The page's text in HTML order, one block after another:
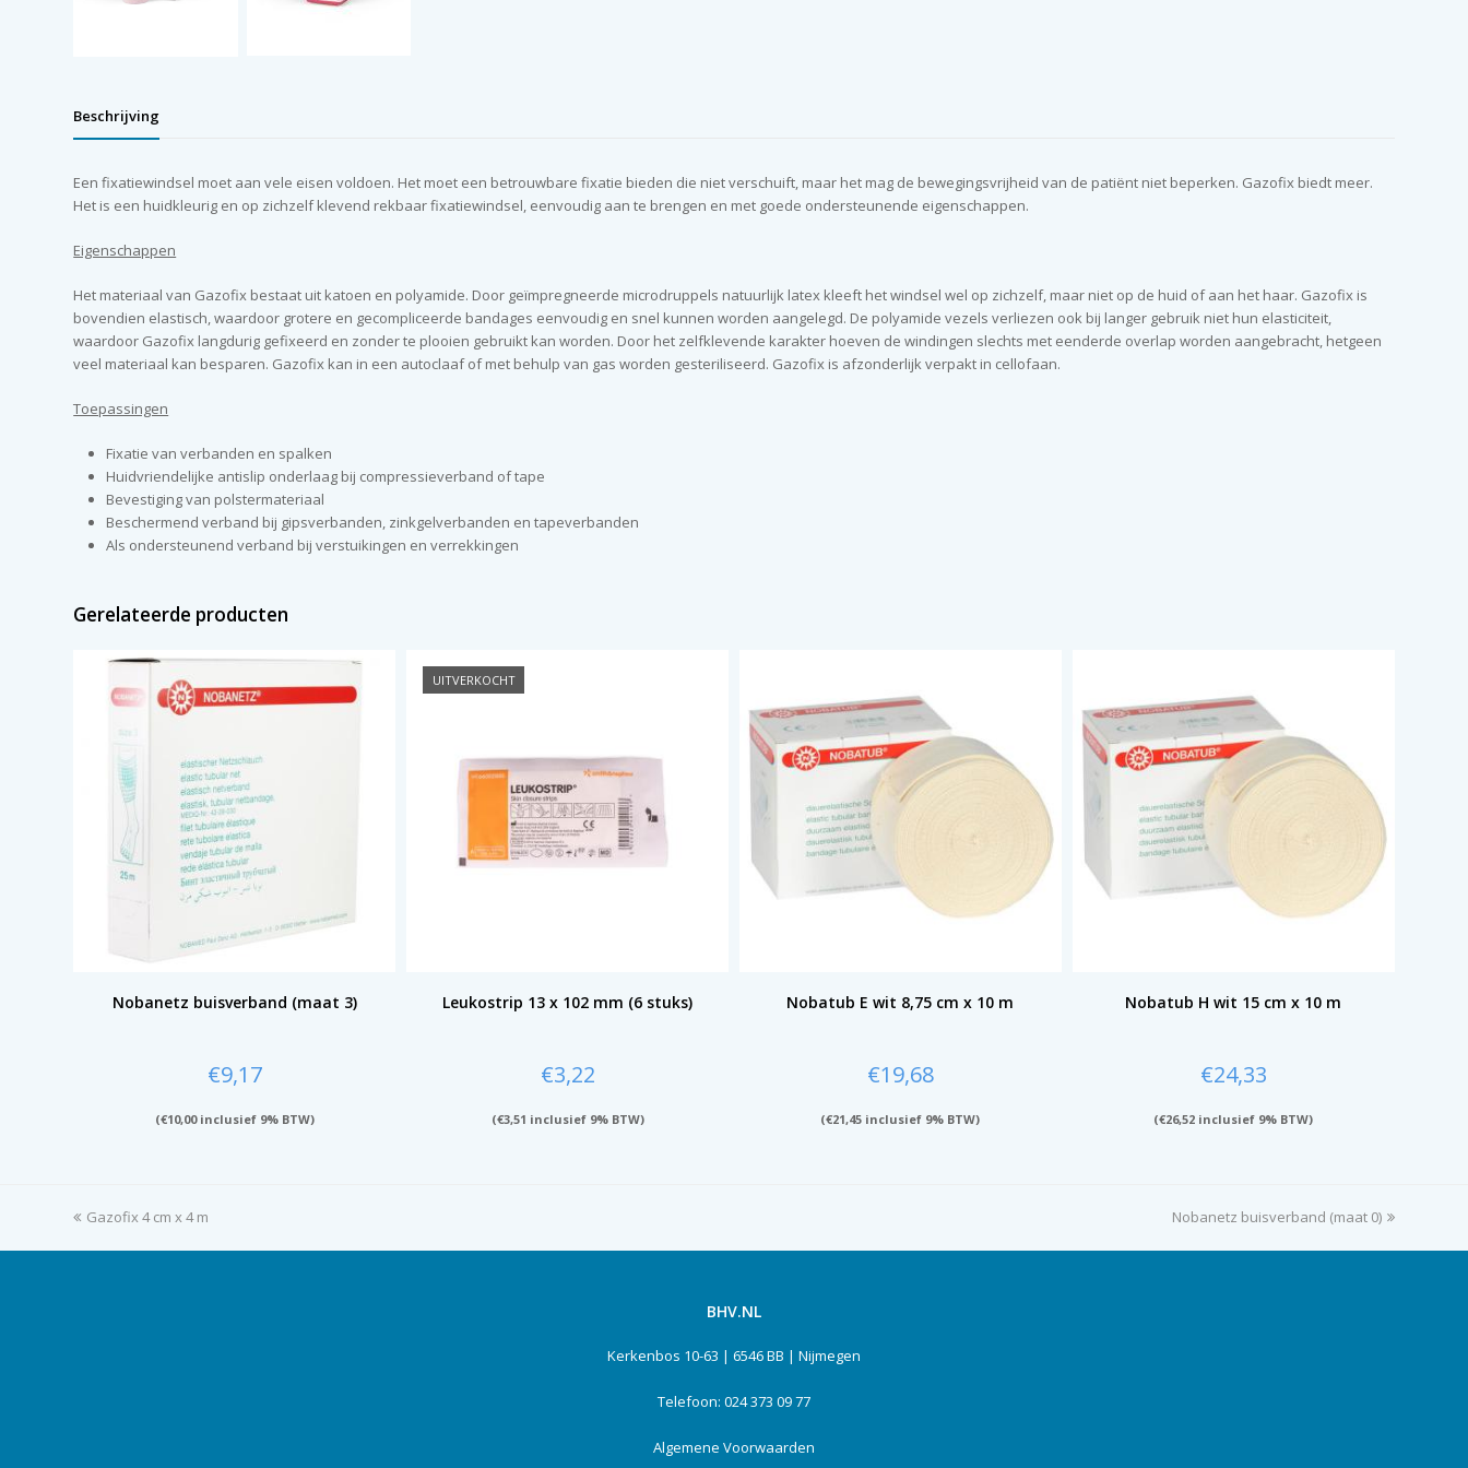
Beschrijving
Een fixatiewindsel moet aan vele eisen voldoen. Het moet een betrouwbare fixatie bieden die niet verschuift, maar het mag de bewegingsvrijheid van de patiënt niet beperken. Gazofix biedt meer.
Het is een huidkleurig en op zichzelf klevend rekbaar fixatiewindsel, eenvoudig aan te brengen en met goede ondersteunende eigenschappen.
Eigenschappen
Het materiaal van Gazofix bestaat uit katoen en polyamide. Door geïmpregneerde microdruppels natuurlijk latex kleeft het windsel wel op zichzelf, maar niet op de huid of aan het haar. Gazofix is
bovendien elastisch, waardoor grotere en gecompliceerde bandages eenvoudig en snel kunnen worden aangelegd. De polyamide vezels verliezen ook bij langer gebruik niet hun elasticiteit,
waardoor Gazofix langdurig gefixeerd en zonder te plooien gebruikt kan worden. Door het zelfklevende karakter hoeven de windingen slechts met eenderde overlap worden aangebracht, hetgeen
veel materiaal kan besparen. Gazofix kan in een autoclaaf of met behulp van gas worden gesteriliseerd. Gazofix is afzonderlijk verpakt in cellofaan.
Toepassingen
Fixatie van verbanden en spalken
Huidvriendelijke antislip onderlaag bij compressieverband of tape
Bevestiging van polstermateriaal
Beschermend verband bij gipsverbanden, zinkgelverbanden en tapeverbanden
Als ondersteunend verband bij verstuikingen en verrekkingen
Gerelateerde producten
Nobanetz buisverband (maat 3)
€9,17
(€10,00inclusief 9% BTW)
UITVERKOCHT
Leukostrip 13 x 102 mm (6 stuks)
€3,22
(€3,51 inclusief 9% BTW)
Nobatub E wit 8,75 cm x 10 m
€19,68
(€21,45 inclusief 9% BTW)
Nobatub H wit 15 cm x 10 m
€24,33
(€26,52 inclusief 9% BTW)
previous
Gazofix 4 cm x 4 m
next
Nobanetz buisverband (maat 0)
BHV.NL
Kerkenbos 10-63 | 6546 BB | Nijmegen
Telefoon: 024 373 09 77
Algemene Voorwaarden